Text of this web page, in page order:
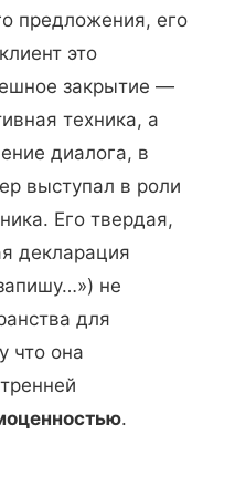
предложения, его
это
закрытие —
техника, а
диалога, в
выступал в роли
Его твердая,
декларация
не
для
что она
.